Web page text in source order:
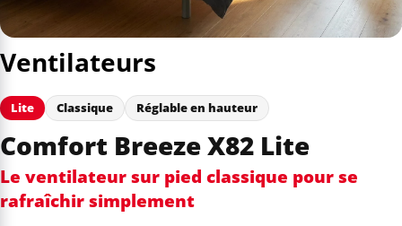
Ventilateurs
Lite Classique Réglable en hauteur
Comfort Breeze X82 Lite
Le ventilateur sur pied classique pour se
rafraîchir simplement